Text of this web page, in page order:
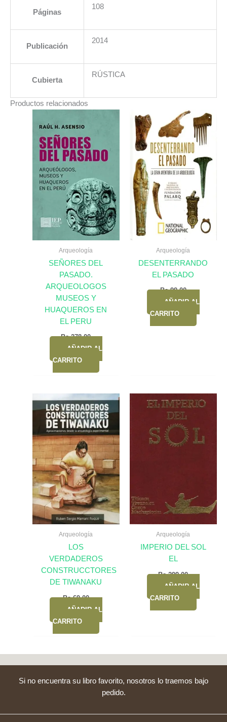
Páginas
108
Publicación
2014
Cubierta
RÚSTICA
Productos relacionados
Arqueología
SEÑORES DEL
PASADO.
ARQUEOLOGOS
MUSEOS Y
HUAQUEROS EN
EL PERU
Bs.278,00
AÑADIR AL
CARRITO
Arqueología
DESENTERRANDO
EL PASADO
Bs.99,00
AÑADIR AL
CARRITO
Arqueología
LOS
VERDADEROS
CONSTRUCCTORES
DE TIWANAKU
Bs.69,00
AÑADIR AL
CARRITO
Arqueología
IMPERIO DEL SOL
EL
Bs.299,00
AÑADIR AL
CARRITO
Si no encuentra su libro favorito, nosotros lo traemos bajo
pedido.